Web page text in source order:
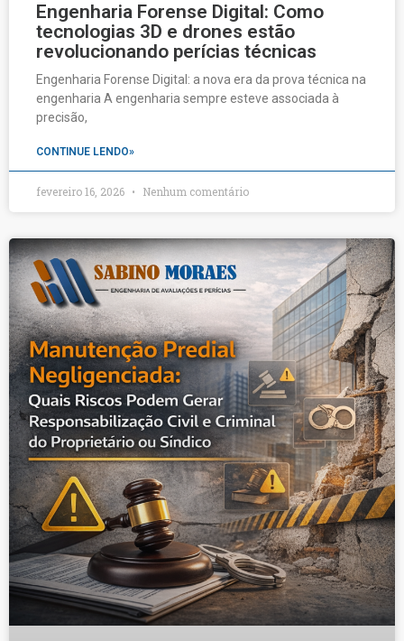
Engenharia Forense Digital: Como
tecnologias 3D e drones estão
revolucionando perícias técnicas
Engenharia Forense Digital: a nova era da prova técnica na
engenharia A engenharia sempre esteve associada à
precisão,
CONTINUE LENDO»
fevereiro 16, 2026 Nenhum comentário